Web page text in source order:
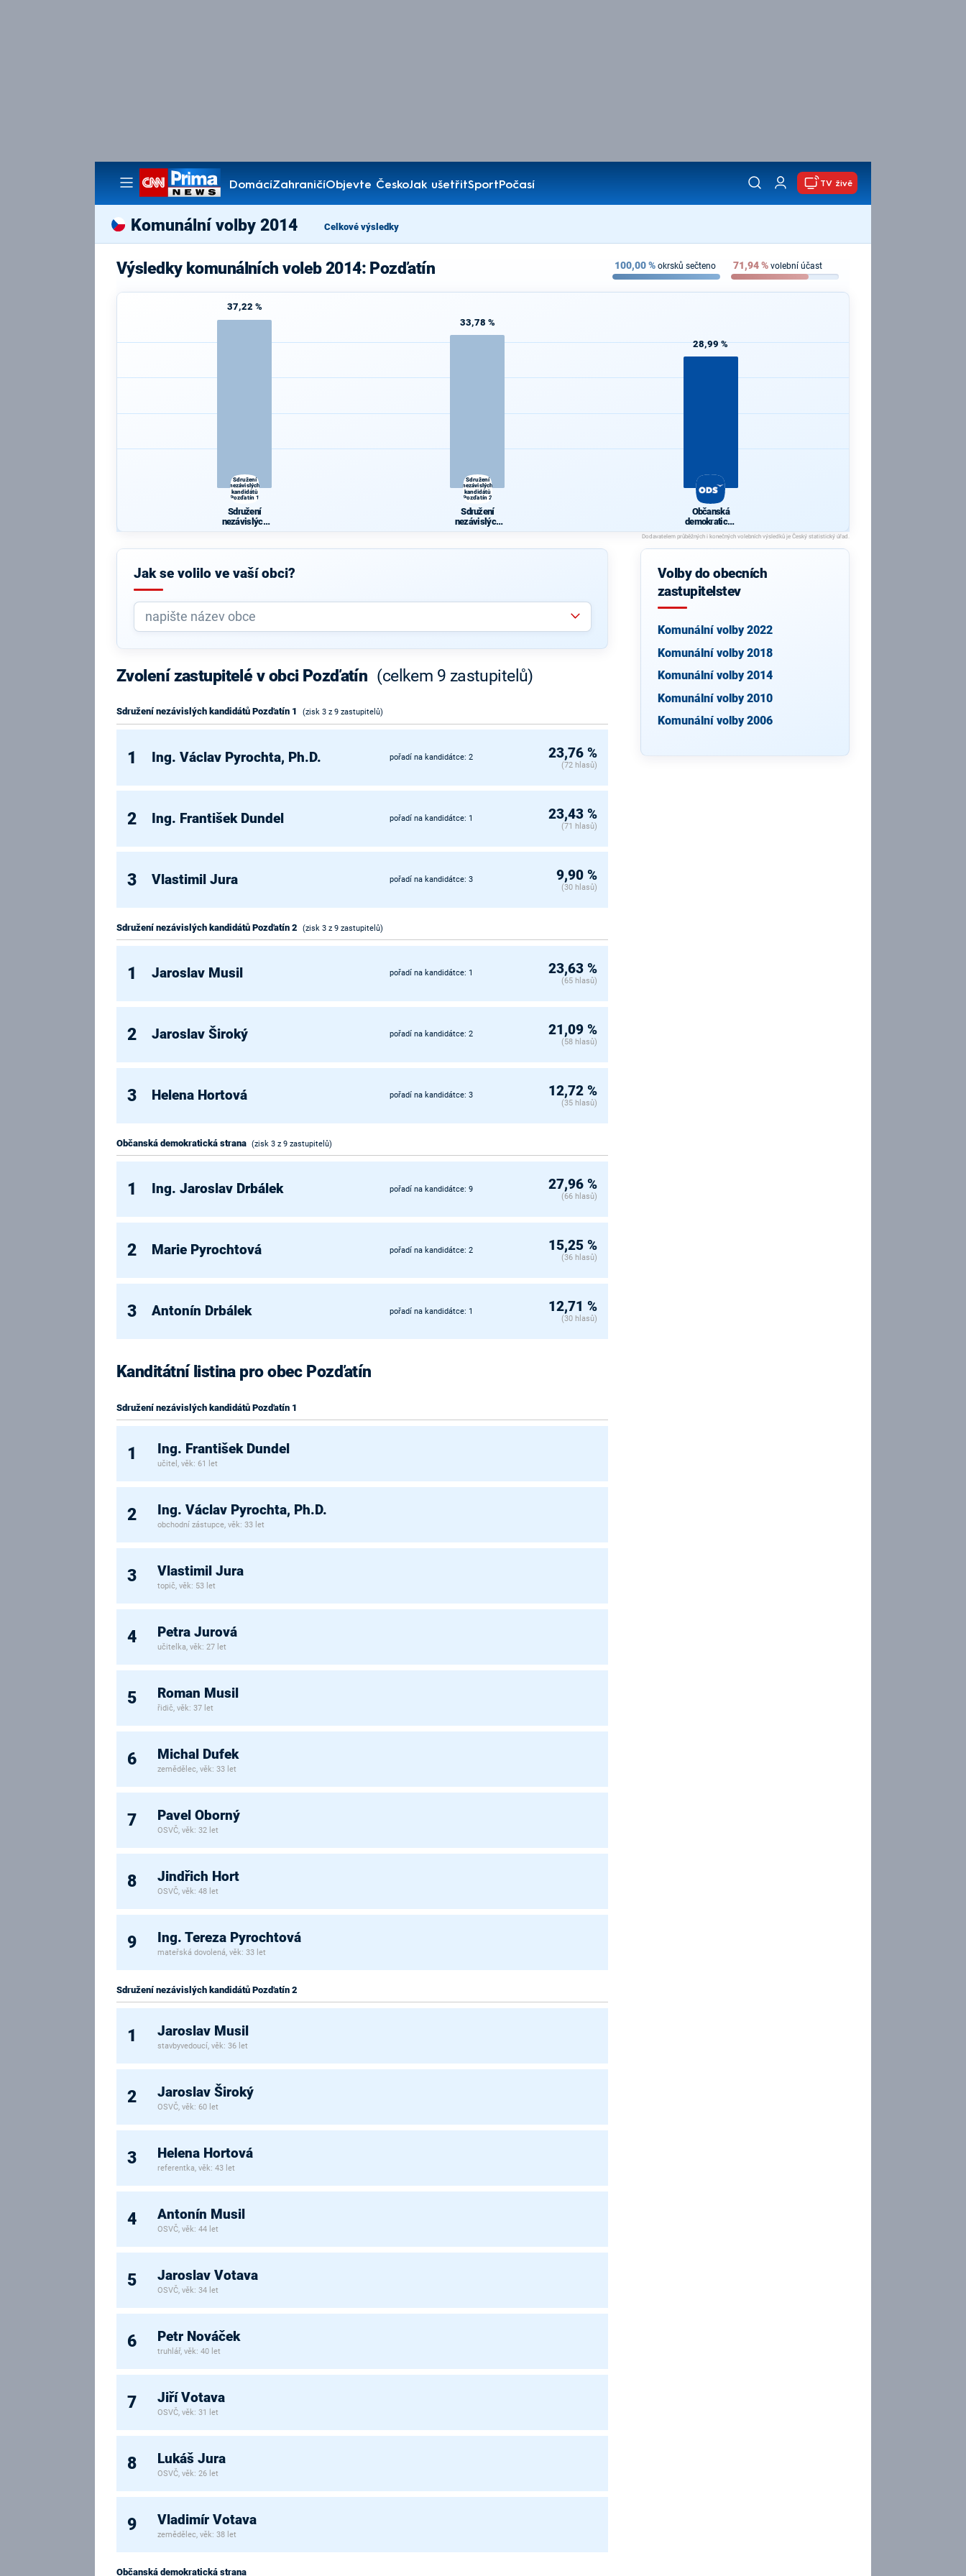
DomácíZahraničíObjevte ČeskoJak ušetřitSportPočasí
Pořady
TV živě
Komunální volby 2014 Celkové výsledky
Výsledky komunálních voleb 2014: Pozďatín 100,00% okrsků sečteno 71,94% volební účast
37,22 %
Sdružení
nezávislých
kandidátů
Pozďatín 1
Sdružení
nezávislých
33,78 %
Sdružení
nezávislých
kandidátů
Pozďatín 2
Sdružení
nezávislých
28,99 %
Občanská
demokratická
strana
Jak se volilo ve vaší obci?
Zvolení zastupitelé v obci Pozďatín (celkem 9 zastupitelů)
Sdružení nezávislých kandidátů Pozďatín 1 (zisk 3 z 9 zastupitelů)
1 Ing. Václav Pyrochta, Ph.D. pořadí na kandidátce: 2 23,76 %
(72 hlasů)
2 Ing. František Dundel pořadí na kandidátce: 1 23,43 %
(71 hlasů)
3 Vlastimil Jura pořadí na kandidátce: 3 9,90 %
(30 hlasů)
Sdružení nezávislých kandidátů Pozďatín 2 (zisk 3 z 9 zastupitelů)
1 Jaroslav Musil pořadí na kandidátce: 1 23,63 %
(65 hlasů)
2 Jaroslav Široký pořadí na kandidátce: 2 21,09 %
(58 hlasů)
3 Helena Hortová pořadí na kandidátce: 3 12,72 %
(35 hlasů)
Občanská demokratická strana (zisk 3 z 9 zastupitelů)
1 Ing. Jaroslav Drbálek pořadí na kandidátce: 9 27,96 %
(66 hlasů)
2 Marie Pyrochtová pořadí na kandidátce: 2 15,25 %
(36 hlasů)
3 Antonín Drbálek pořadí na kandidátce: 1 12,71 %
(30 hlasů)
Kanditátní listina pro obec Pozďatín
Sdružení nezávislých kandidátů Pozďatín 1
1 Ing. František Dundel
učitel, věk: 61 let
2 Ing. Václav Pyrochta, Ph.D.
obchodní zástupce, věk: 33 let
3 Vlastimil Jura
topič, věk: 53 let
4 Petra Jurová
učitelka, věk: 27 let
5 Roman Musil
řidič, věk: 37 let
6 Michal Dufek
zemědělec, věk: 33 let
7 Pavel Oborný
OSVČ, věk: 32 let
8 Jindřich Hort
OSVČ, věk: 48 let
9 Ing. Tereza Pyrochtová
mateřská dovolená, věk: 33 let
Sdružení nezávislých kandidátů Pozďatín 2
1 Jaroslav Musil
stavbyvedoucí, věk: 36 let
2 Jaroslav Široký
OSVČ, věk: 60 let
3 Helena Hortová
referentka, věk: 43 let
4 Antonín Musil
OSVČ, věk: 44 let
5 Jaroslav Votava
OSVČ, věk: 34 let
6 Petr Nováček
truhlář, věk: 40 let
7 Jiří Votava
OSVČ, věk: 31 let
8 Lukáš Jura
OSVČ, věk: 26 let
9 Vladimír Votava
zemědělec, věk: 38 let
Občanská demokratická strana
Volby do obecních
zastupitelstev
Komunální volby 2022
Komunální volby 2018
Komunální volby 2014
Komunální volby 2010
Komunální volby 2006